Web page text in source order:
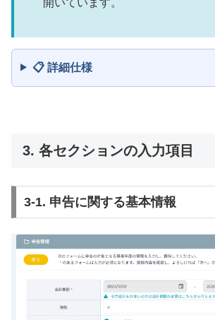
開いています。
📋 詳細仕様
3. 各セクションの入力項目
3-1. 申告に関する基本情報